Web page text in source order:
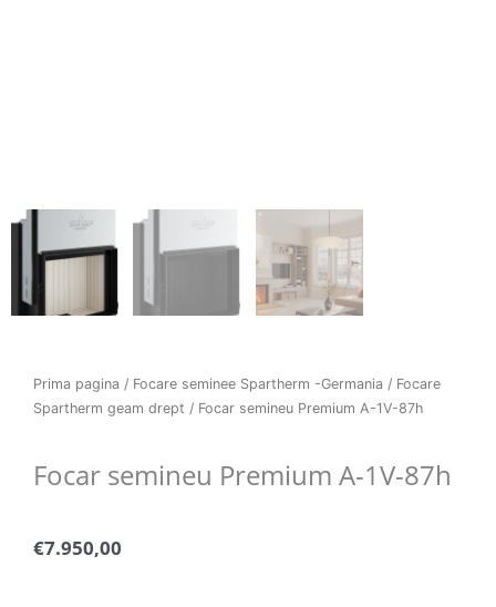
Prima pagina / Focare seminee Spartherm -Germania / Focare
Spartherm geam drept / Focar semineu Premium A-1V-87h
Focar semineu Premium A-1V-87h
€7.950,00